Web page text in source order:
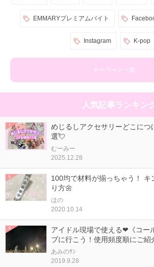
EMMARYプレミアムバイト
Instagram K-pop
キーワード一覧
人気記事ランキン
めじるしアクセサリーどこにつ
選💘
むーみー
2025.12.28
100均で材料が揃っちゃう！ キ
り方🌼
ほの
2020.10.14
アイドル現場で使える❤《コー
ブに行こう！使用頻度順にご紹
あみのｻﾝ
2019.9.28